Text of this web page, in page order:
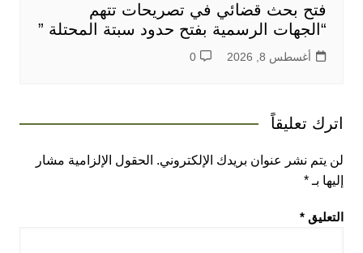
فتح بحث قضائي في تصريحات تتهم
“الجهات الرسمية بفتح حدود سبتة المحتلة ”
أغسطس 8, 2026 0
اترك تعليقاً
لن يتم نشر عنوان بريدك الإلكتروني. الحقول الإلزامية مشار
إليها بـ *
التعليق *